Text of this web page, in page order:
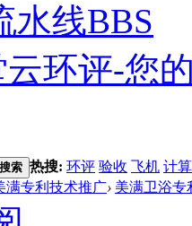
水线BBS
云环评-您
搜索 热搜: 环评 验收 飞机 计算
满专利技术推广› 美满卫浴专